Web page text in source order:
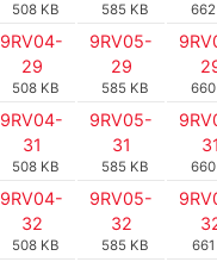
508 KB 585 KB
9RV04-
29
508 KB
9RV05-
29
585 KB
9RV04-
31
508 KB
9RV05-
31
585 KB
9RV04-
32
508 KB
9RV05-
32
585 KB